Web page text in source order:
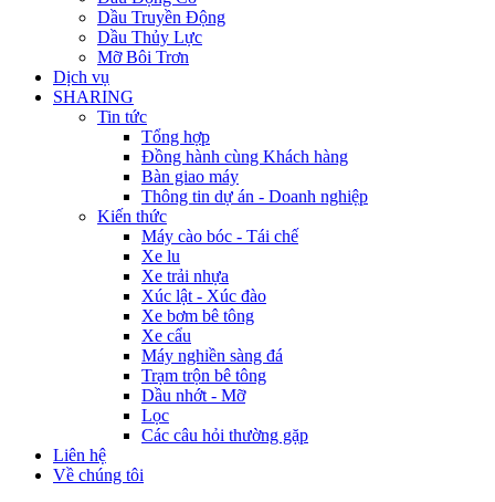
Dầu Truyền Động
Dầu Thủy Lực
Mỡ Bôi Trơn
Dịch vụ
SHARING
Tin tức
Tổng hợp
Đồng hành cùng Khách hàng
Bàn giao máy
Thông tin dự án - Doanh nghiệp
Kiến thức
Máy cào bóc - Tái chế
Xe lu
Xe trải nhựa
Xúc lật - Xúc đào
Xe bơm bê tông
Xe cẩu
Máy nghiền sàng đá
Trạm trộn bê tông
Dầu nhớt - Mỡ
Lọc
Các câu hỏi thường gặp
Liên hệ
Về chúng tôi